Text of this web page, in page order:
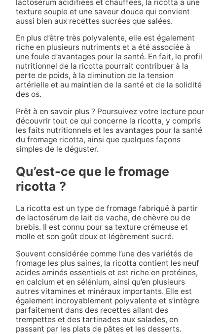
lactosérum acidifiées et chauffées, la ricotta a une
texture souple et une saveur douce qui convient
aussi bien aux recettes sucrées que salées.
En plus d’être très polyvalente, elle est également
riche en plusieurs nutriments et a été associée à
une foule d’avantages pour la santé. En fait, le profil
nutritionnel de la ricotta pourrait contribuer à la
perte de poids, à la diminution de la tension
artérielle et au maintien de la santé et de la solidité
des os.
Prêt à en savoir plus ? Poursuivez votre lecture pour
découvrir tout ce qui concerne la ricotta, y compris
les faits nutritionnels et les avantages pour la santé
du fromage ricotta, ainsi que quelques façons
simples de le déguster.
Qu’est-ce que le fromage
ricotta ?
La ricotta est un type de fromage fabriqué à partir
de lactosérum de lait de vache, de chèvre ou de
brebis. Il est connu pour sa texture crémeuse et
molle et son goût doux et légèrement sucré.
Souvent considérée comme l’une des variétés de
fromage les plus saines, la ricotta contient les neuf
acides aminés essentiels et est riche en protéines,
en calcium et en sélénium, ainsi qu’en plusieurs
autres vitamines et minéraux importants. Elle est
également incroyablement polyvalente et s’intègre
parfaitement dans des recettes allant des
trempettes et des tartinades aux salades, en
passant par les plats de pâtes et les desserts.